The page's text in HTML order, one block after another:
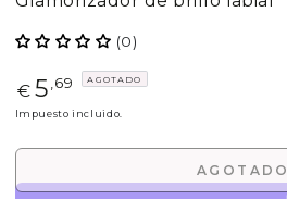
(0)
Precio
regular
€ 5 ,69 AGOTADO
Impuesto incluido.
AGOTADO